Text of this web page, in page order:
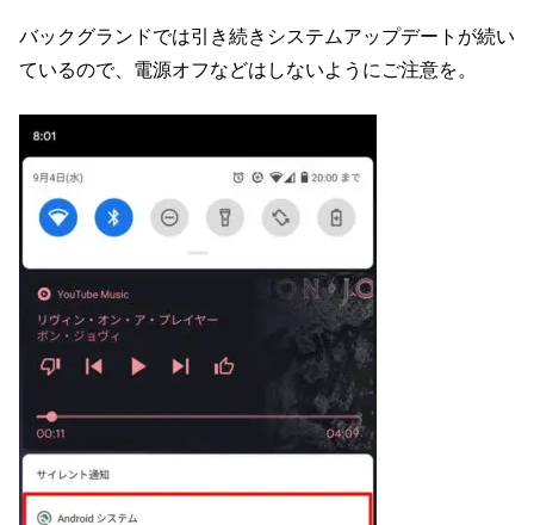
バックグランドでは引き続きシステムアップデートが続い
ているので、電源オフなどはしないようにご注意を。